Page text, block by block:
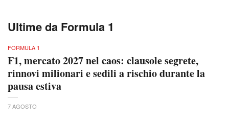
Ultime da Formula 1
FORMULA 1
F1, mercato 2027 nel caos: clausole segrete,
rinnovi milionari e sedili a rischio durante la
pausa estiva
7 AGOSTO